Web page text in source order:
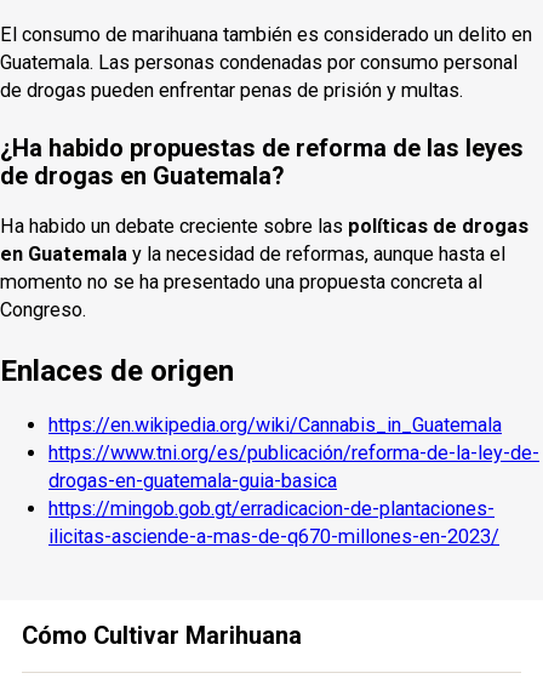
El consumo de marihuana también es considerado un delito en
Guatemala. Las personas condenadas por consumo personal
de drogas pueden enfrentar penas de prisión y multas.
¿Ha habido propuestas de reforma de las leyes
de drogas en Guatemala?
Ha habido un debate creciente sobre las políticas de drogas
en Guatemala y la necesidad de reformas, aunque hasta el
momento no se ha presentado una propuesta concreta al
Congreso.
Enlaces de origen
https://en.wikipedia.org/wiki/Cannabis_in_Guatemala
https://www.tni.org/es/publicación/reforma-de-la-ley-de-
drogas-en-guatemala-guia-basica
https://mingob.gob.gt/erradicacion-de-plantaciones-
ilicitas-asciende-a-mas-de-q670-millones-en-2023/
Cómo Cultivar Marihuana